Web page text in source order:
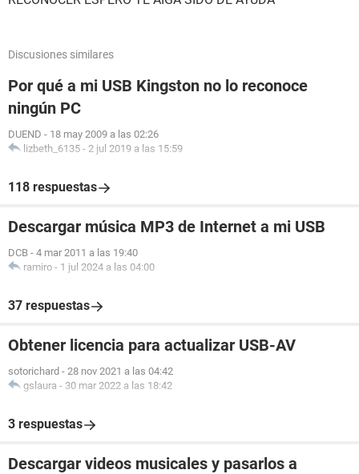
Discusiones similares
Por qué a mi USB Kingston no lo reconoce
ningún PC
DUEND - 18 may 2009 a las 02:26
lizbeth_6135 - 2 jul 2019 a las 15:59
118 respuestas
Descargar música MP3 de Internet a mi USB
DCB - 4 mar 2011 a las 19:40
ramiro - 1 jul 2024 a las 04:00
37 respuestas
Obtener licencia para actualizar USB-AV
sotorichard - 28 nov 2021 a las 04:42
gslaura - 30 mar 2022 a las 18:42
3 respuestas
Descargar videos musicales y pasarlos a